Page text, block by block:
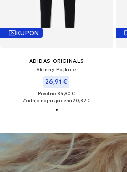
KUPON
ADIDAS ORIGINALS
Skinny Pajkice
26,91 €
Prvotno: 34,90 €
Zadnja najnižja cena20,32 €